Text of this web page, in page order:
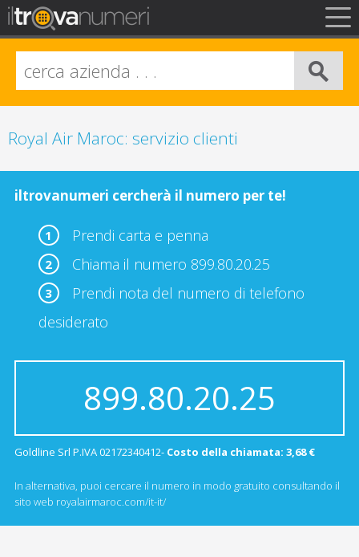
FAQ
Privacy
Info Legali
Royal Air Maroc: servizio clienti
iltrovanumeri cercherà il numero per te!
1 Prendi carta e penna
2 Chiama il numero 899.80.20.25
3
Prendi nota del numero di telefono
desiderato
899.80.20.25
Goldline Srl P.IVA 02172340412- Costo della chiamata: 3,68 €
In alternativa, puoi cercare il numero in modo gratuito consultando il
sito web royalairmaroc.com/it-it/